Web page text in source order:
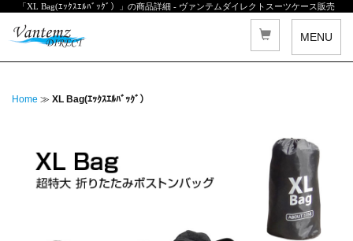
「XL Bag(ｴｯｸｽｴﾙﾊﾞｯｸﾞ）」の商品詳細 - ヴァンテムダイレクトスーツケース販売
MENU
Home ≫ XL Bag(ｴｯｸｽｴﾙﾊﾞｯｸﾞ）